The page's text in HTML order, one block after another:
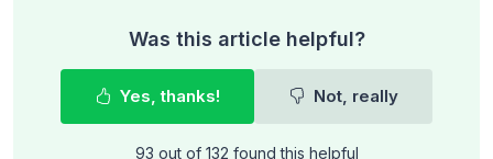
Was this article helpful?
Yes, thanks! Not, really
93 out of 132 found this helpful